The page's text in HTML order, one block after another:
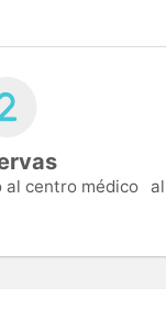
centro médico